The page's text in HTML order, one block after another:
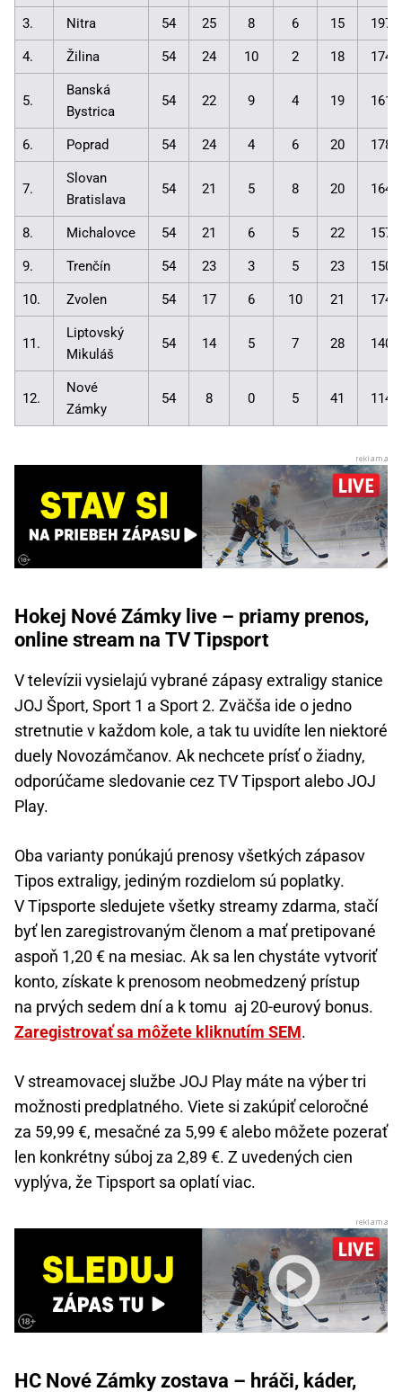
3. Nitra 54 25 8 6 15
4. Žilina 54 24 10 2 18
5.
Banská
Bystrica
54 22 9 4 19
6. Poprad 54 24 4 6 20
7.
Slovan
Bratislava
54 21 5 8 20
8. Michalovce 54 21 6 5 22
9. Trenčín 54 23 3 5 23
10. Zvolen 54 17 6 10 21
11.
Liptovský
Mikuláš
54 14 5 7 28
12.
Nové
Zámky
54 8 0 5 41
Hokej Nové Zámky live – priamy prenos,
online stream na TV Tipsport
V televízii vysielajú vybrané zápasy extraligy stanice
JOJ Šport, Sport 1 a Sport 2. Zväčša ide o jedno
stretnutie v každom kole, a tak tu uvidíte len niektoré
duely Novozámčanov. Ak nechcete prísť o žiadny,
odporúčame sledovanie cez TV Tipsport alebo JOJ
Play.
Oba varianty ponúkajú prenosy všetkých zápasov
Tipos extraligy, jediným rozdielom sú poplatky.
V Tipsporte sledujete všetky streamy zdarma, stačí
byť len zaregistrovaným členom a mať pretipované
aspoň 1,20 € na mesiac. Ak sa len chystáte vytvoriť
konto, získate k prenosom neobmedzený prístup
na prvých sedem dní a k tomu aj 20-eurový bonus.
Zaregistrovať sa môžete kliknutím SEM.
V streamovacej službe JOJ Play máte na výber tri
možnosti predplatného. Viete si zakúpiť celoročné
za 59,99 €, mesačné za 5,99 € alebo môžete pozerať
len konkrétny súboj za 2,89 €. Z uvedených cien
vyplýva, že Tipsport sa oplatí viac.
HC Nové Zámky zostava – hráči, káder,